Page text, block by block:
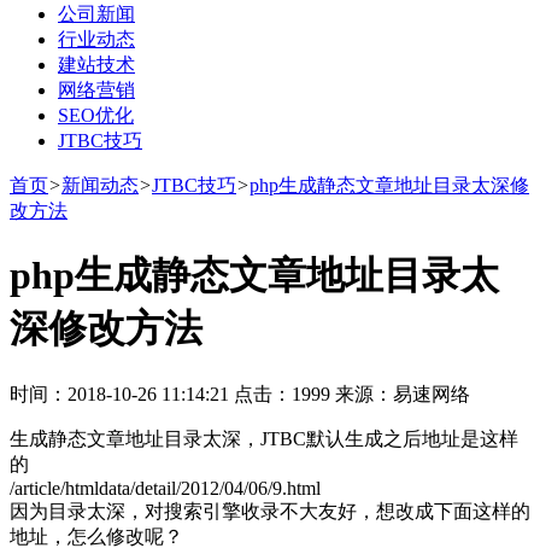
公司新闻
行业动态
建站技术
网络营销
SEO优化
JTBC技巧
首页>新闻动态>JTBC技巧>php生成静态文章地址目录太深修
改方法
php生成静态文章地址目录太
深修改方法
时间：2018-10-26 11:14:21 点击：1999 来源：易速网络
生成静态文章地址目录太深，JTBC默认生成之后地址是这样
的
/article/htmldata/detail/2012/04/06/9.html
因为目录太深，对搜索引擎收录不大友好，想改成下面这样的
地址，怎么修改呢？